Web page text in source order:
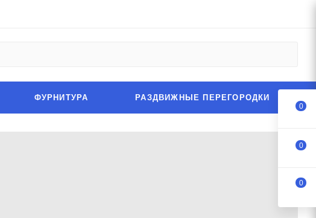
ФУРНИТУРА РАЗДВИЖНЫЕ ПЕРЕГОРОДКИ
0
0
0